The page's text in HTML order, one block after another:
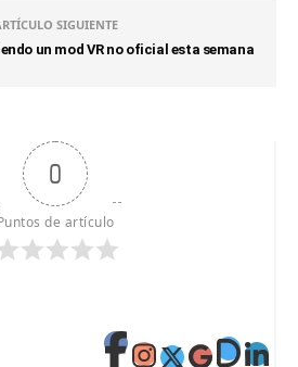
SIGUIENTE
un mod VR no oficial esta semana
0
de artículo